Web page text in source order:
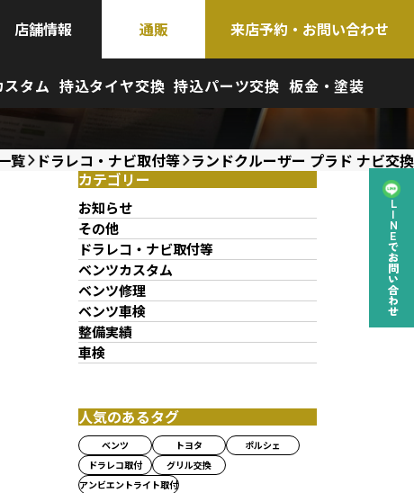
店舗情報 通販 来店予約・お問い合わせ
タム 持込タイヤ交換 持込パーツ交換 板金・塗装
LINEでお問い合わせ
覧 ドラレコ・ナビ取付等 ランドクルーザー プラド ナビ交換
カテゴリー
お知らせ
その他
ドラレコ・ナビ取付等
ベンツカスタム
ベンツ修理
ベンツ車検
整備実績
車検
人気のあるタグ
ベンツ トヨタ
ポルシェ
ドラレコ取付
グリル交換
アンビエントライト取付